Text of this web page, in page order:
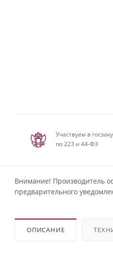
Участвуем в
по 223 и 44-ФЗ
Внимание! Производитель
предварительного
ОПИСАНИЕ